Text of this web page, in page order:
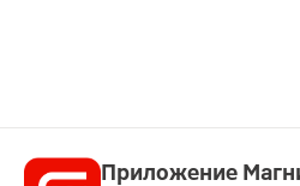
Приложение